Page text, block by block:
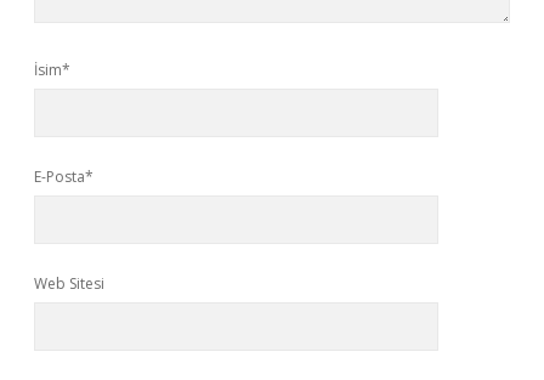
İsim*
E-Posta*
Web Sitesi